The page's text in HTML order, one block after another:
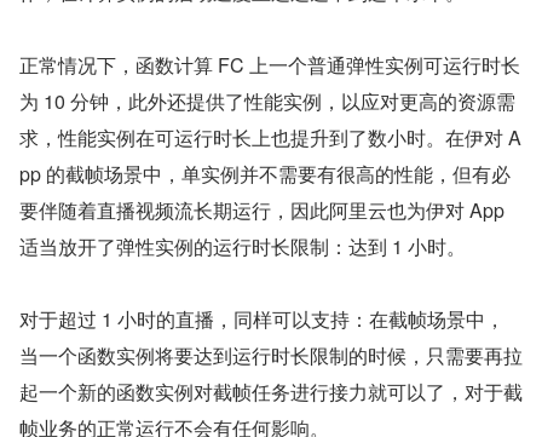
正常情况下，函数计算 FC 上一个普通弹性实例可运行时长
为 10 分钟，此外还提供了性能实例，以应对更高的资源需
求，性能实例在可运行时长上也提升到了数小时。在伊对 A
pp 的截帧场景中，单实例并不需要有很高的性能，但有必
要伴随着直播视频流长期运行，因此阿里云也为伊对 App
适当放开了弹性实例的运行时长限制：达到 1 小时。​
对于超过 1 小时的直播，同样可以支持：在截帧场景中，
当一个函数实例将要达到运行时长限制的时候，只需要再拉
起一个新的函数实例对截帧任务进行接力就可以了，对于截
帧业务的正常运行不会有任何影响。